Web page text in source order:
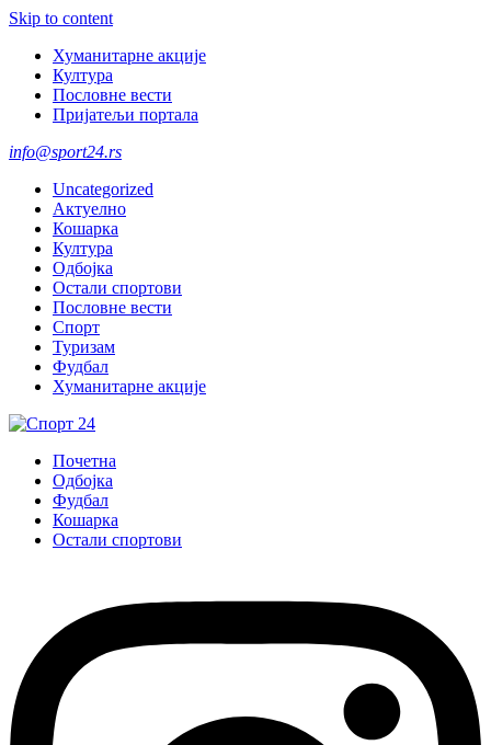
Skip to content
Хуманитарне акције
Култура
Пословне вести
Пријатељи портала
info@sport24.rs
Uncategorized
Актуелно
Кошарка
Култура
Одбојка
Остали спортови
Пословне вести
Спорт
Туризам
Фудбал
Хуманитарне акције
Почетна
Одбојка
Фудбал
Кошарка
Остали спортови